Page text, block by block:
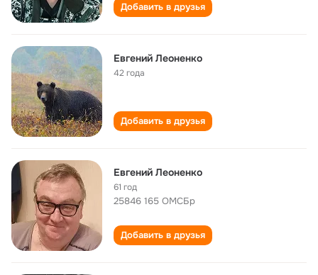
Добавить в друзья
Евгений Леоненко
42 года
Добавить в друзья
Евгений Леоненко
61 год
25846 165 ОМСБр
Добавить в друзья